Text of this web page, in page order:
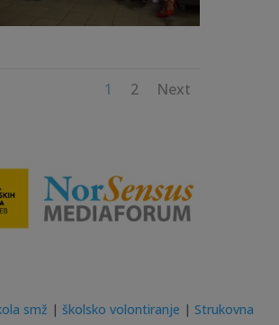
1 2 Next
smž |školsko volontiranje |Strukovna